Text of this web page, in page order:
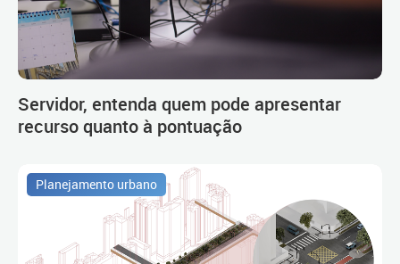
Servidor, entenda quem pode apresentar
recurso quanto à pontuação
Planejamento urbano